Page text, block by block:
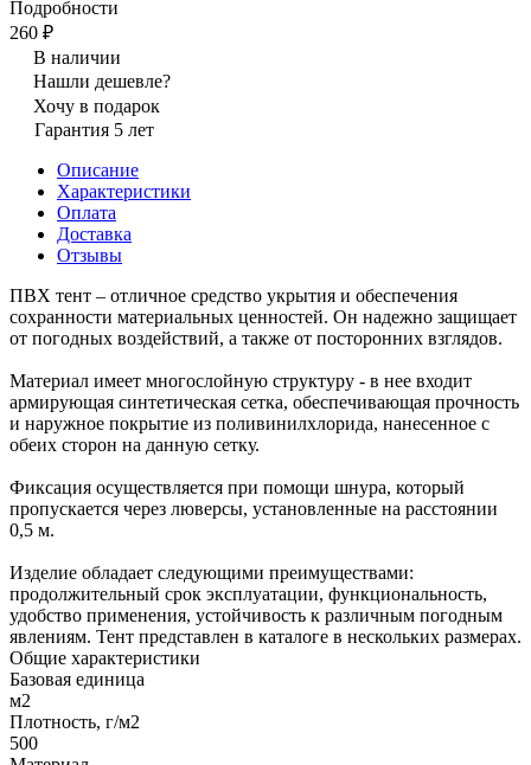
Подробности
260 ₽
В наличии
Нашли дешевле?
Хочу в подарок
Гарантия 5 лет
Описание
Характеристики
Оплата
Доставка
Отзывы
ПВХ тент – отличное средство укрытия и обеспечения
сохранности материальных ценностей. Он надежно защищает
от погодных воздействий, а также от посторонних взглядов.
Материал имеет многослойную структуру - в нее входит
армирующая синтетическая сетка, обеспечивающая прочность
и наружное покрытие из поливинилхлорида, нанесенное с
обеих сторон на данную сетку.
Фиксация осуществляется при помощи шнура, который
пропускается через люверсы, установленные на расстоянии
0,5 м.
Изделие обладает следующими преимуществами:
продолжительный срок эксплуатации, функциональность,
удобство применения, устойчивость к различным погодным
явлениям. Тент представлен в каталоге в нескольких размерах.
Общие характеристики
Базовая единица
м2
Плотность, г/м2
500